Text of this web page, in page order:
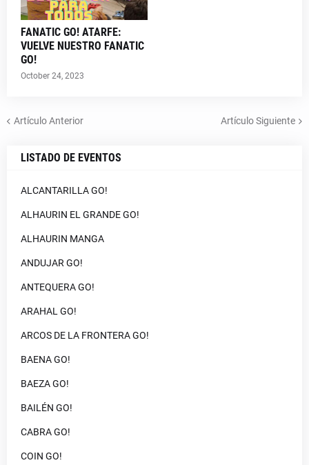
FANATIC GO! ATARFE:
VUELVE NUESTRO FANATIC
GO!
October 24, 2023
Artículo Anterior Artículo Siguiente
LISTADO DE EVENTOS
ALCANTARILLA GO!
ALHAURIN EL GRANDE GO!
ALHAURIN MANGA
ANDUJAR GO!
ANTEQUERA GO!
ARAHAL GO!
ARCOS DE LA FRONTERA GO!
BAENA GO!
BAEZA GO!
BAILÉN GO!
CABRA GO!
COIN GO!